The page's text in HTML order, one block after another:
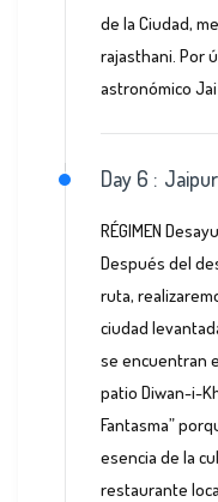
de la Ciudad,
rajasthani. Por
astronómico Jai
Day 6 :
RÉGIMEN
Después del
ruta,
ciudad
se encuentran
patio Diwan-i-
Fantasma”
esencia de la
restaurante